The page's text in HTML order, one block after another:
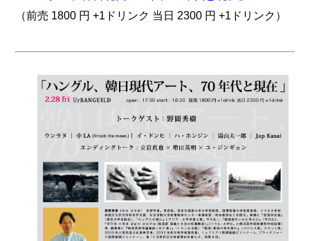
（前売 1800 円 +1ドリンク 当日 2300 円 +1ドリンク）